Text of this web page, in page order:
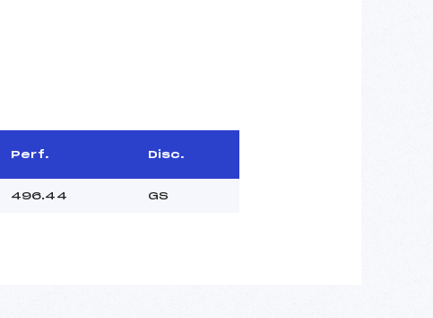
Perf. Disc.
496.44 GS